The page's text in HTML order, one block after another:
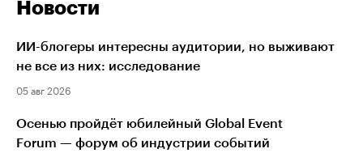
Новости
ИИ-блогеры интересны аудитории, но выживают
не все из них: исследование
05 авг 2026
Осенью пройдёт юбилейный Global Event
Forum — форум об индустрии событий